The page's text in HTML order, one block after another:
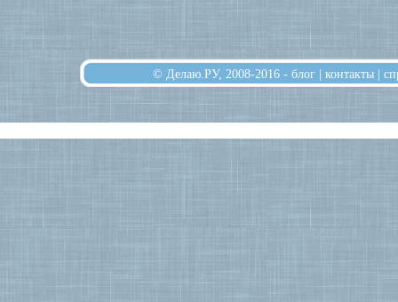
© Делаю.РУ, 2008-2016 - блог | контакты |